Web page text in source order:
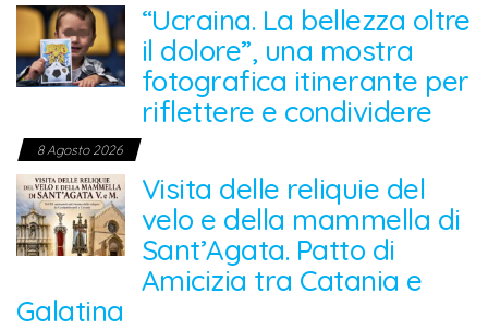
“Ucraina. La bellezza oltre
il dolore”, una mostra
fotografica itinerante per
riflettere e condividere
8 Agosto 2026
Visita delle reliquie del
velo e della mammella di
Sant’Agata. Patto di
Amicizia tra Catania e
Galatina